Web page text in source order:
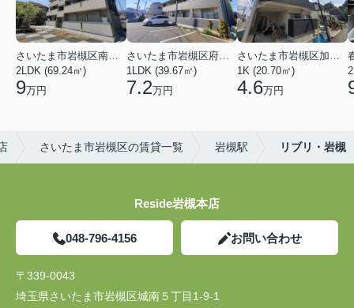
さいたま市岩槻区南平野４丁目
2LDK (69.24㎡)
9万円
さいたま市岩槻区府内１丁目
1LDK (39.67㎡)
7.2万円
さいたま市岩槻区加倉１丁目
1K (20.70㎡)
4.6万円
さいたま市岩槻区の賃貸一覧 岩槻駅 リブリ・岩槻
Reside岩槻本店
048-796-4156 お問い合わせ
〒339-0043
埼玉県さいたま市岩槻区城南５丁目1-9-1